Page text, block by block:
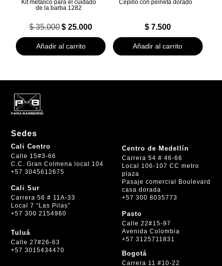
Kit metálico para el cuidado
de la barba 1282
$35.000 El
precio
original
era:
$ 25.000
actual
$ 25.000.
Añadir al carrito
Cepillo con peineta dorado
$7.500
Añadir al carrito
Sedes
Cali Centro
Calle 15#3-66
C.C. Gran Colmena local 104
+57 3045612675
Cali Sur
Carrera 56 # 11A-33
Local 7 “Las Pilas”
+57 300 2154960
Tuluá
Calle 27#26-63
+57 3015434470
Centro de Medellín
Carrera 54 # 46-66
Local 106-107 CC metro
plaza
Pasaje comercial Boulevard
casa dorada
+57 300 8035773
Pasto
Calle 22#15-97
Avenida Colombia
+57 3125711831
Bogotá
Carrera 11 #10-22